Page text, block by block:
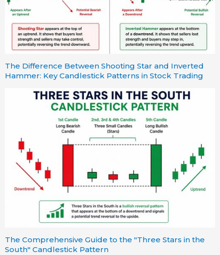
The Difference Between Shooting Star and Inverted
Hammer: Key Candlestick Patterns in Stock Trading
The Comprehensive Guide to the "Three Stars in the
South" Candlestick Pattern